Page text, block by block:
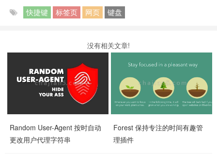
快捷键 标签页 网页 键盘
没有相关文章!
Random User-Agent 按时自动
更改用户代理字符串
Forest 保持专注的时间有趣管
理插件